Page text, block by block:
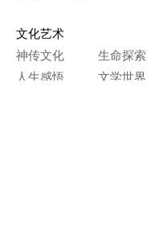
文化艺术
神传文化
生命探索
人生感悟
文学世界